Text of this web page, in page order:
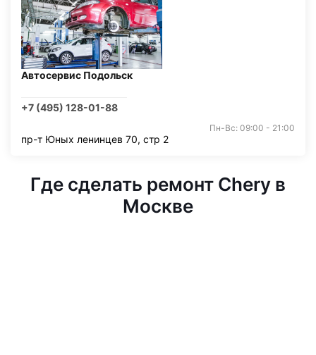
Автосервис Подольск
+7 (495) 128-01-88
Пн-Вс: 09:00 - 21:00
пр-т Юных ленинцев 70, стр 2
Где сделать ремонт Chery в
Москве